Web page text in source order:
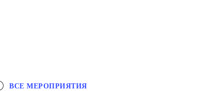
ВСЕ МЕРОПРИЯТИЯ